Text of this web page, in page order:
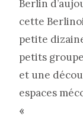
Berlin
cette
petite
petits
et une
espaces
«